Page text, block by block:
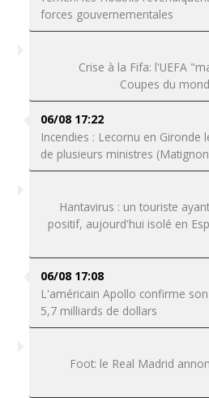
forces gouvernementales
Crise à la Fifa: l'UEFA
Coupes du
06/08 17:22
Incendies : Lecornu en Gironde
de plusieurs ministres
Hantavirus : un touriste
positif, aujourd'hui isolé en
06/08 17:08
L'américain Apollo confirme
5,7 milliards de dollars
Foot: le Real Madrid